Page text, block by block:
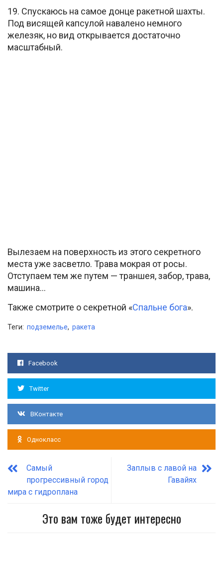
19. Спускаюсь на самое донце ракетной шахты.
Под висящей капсулой навалено немного
железяк, но вид открывается достаточно
масштабный.
Вылезаем на поверхность из этого секретного
места уже засветло. Трава мокрая от росы.
Отступаем тем же путем — траншея, забор, трава,
машина…
Также смотрите о секретной «Спальне бога».
Теги: подземелье, ракета
Facebook
Twitter
ВКонтакте
Однокласс
Самый
прогрессивный город
мира с гидроплана
Заплыв с лавой на
Гавайях
Это вам тоже будет интересно